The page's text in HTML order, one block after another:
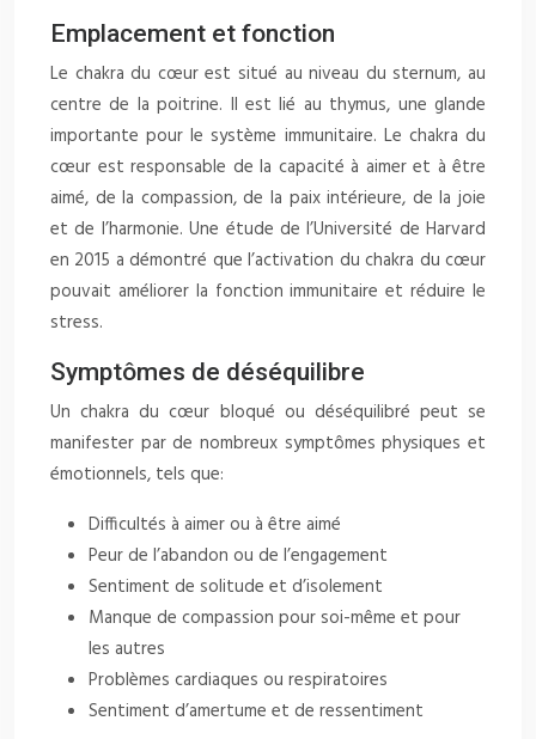
Emplacement et fonction
Le chakra du cœur est situé au niveau du sternum, au
centre de la poitrine. Il est lié au thymus, une glande
importante pour le système immunitaire. Le chakra du
cœur est responsable de la capacité à aimer et à être
aimé, de la compassion, de la paix intérieure, de la joie
et de l’harmonie. Une étude de l’Université de Harvard
en 2015 a démontré que l’activation du chakra du cœur
pouvait améliorer la fonction immunitaire et réduire le
stress.
Symptômes de déséquilibre
Un chakra du cœur bloqué ou déséquilibré peut se
manifester par de nombreux symptômes physiques et
émotionnels, tels que:
Difficultés à aimer ou à être aimé
Peur de l’abandon ou de l’engagement
Sentiment de solitude et d’isolement
Manque de compassion pour soi-même et pour
les autres
Problèmes cardiaques ou respiratoires
Sentiment d’amertume et de ressentiment